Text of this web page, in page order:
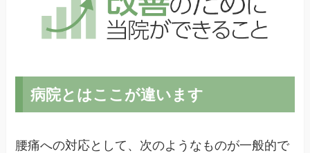
病院とはここが違います
腰痛への対応として、次のようなものが一般的で